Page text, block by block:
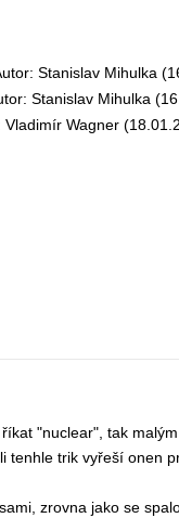
Stanislav Mihulka
Stanislav Mihulka
Wagner
"nuclear", tak
tenhle trik vyřeší onen
zrovna jako se